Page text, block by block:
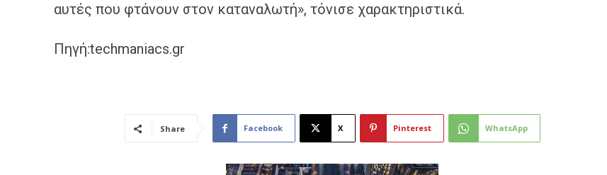
αυτές που φτάνουν στον καταναλωτή», τόνισε χαρακτηριστικά.
Πηγή:techmaniacs.gr
Share Facebook X Pinterest WhatsApp